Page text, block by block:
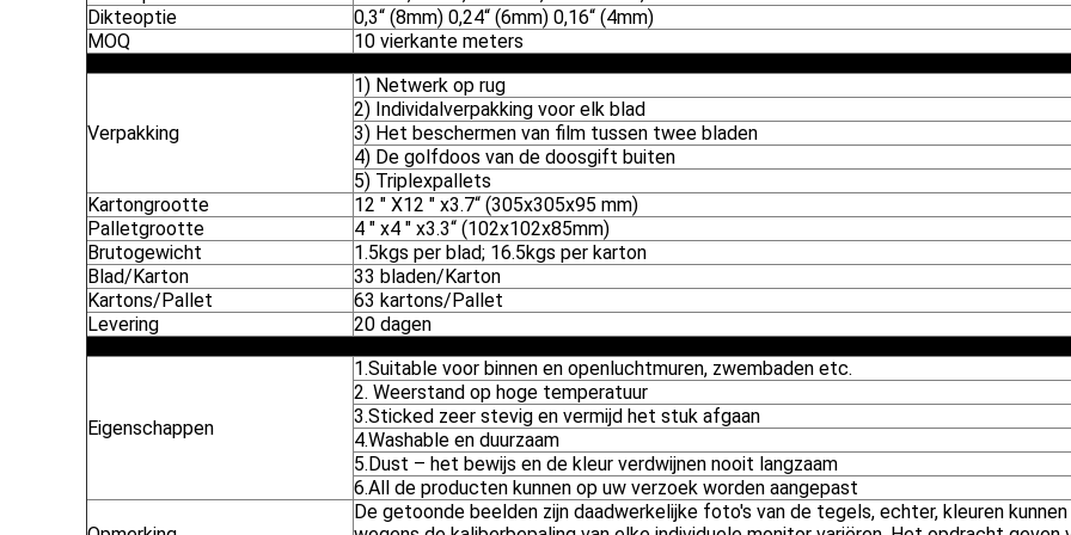
Dikteoptie
0,3“ (8mm) 0,24“ (6mm) 0,16“ (4mm)
MOQ
10 vierkante meters
Verpakking
1) Netwerk op rug
2) Individalverpakking voor elk blad
3) Het beschermen van film tussen twee bladen
4) De golfdoos van de doosgift buiten
5) Triplexpallets
Kartongrootte
12 " X12 " x3.7“ (305x305x95 mm)
Palletgrootte
4 " x4 " x3.3“ (102x102x85mm)
Brutogewicht
1.5kgs per blad; 16.5kgs per karton
Blad/Karton
33 bladen/Karton
Kartons/Pallet
63 kartons/Pallet
Levering
20 dagen
Eigenschappen
1.Suitable voor binnen en openluchtmuren, zwembaden etc.
2. Weerstand op hoge temperatuur
3.Sticked zeer stevig en vermijd het stuk afgaan
4.Washable en duurzaam
5.Dust – het bewijs en de kleur verdwijnen nooit langzaam
6.All de producten kunnen op uw verzoek worden aangepast
De getoonde beelden zijn daadwerkelijke foto's van de tegels, echter, kleuren kunnen